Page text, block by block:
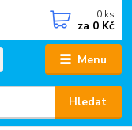
Menu
Hledat
0 ks
za 0 Kč